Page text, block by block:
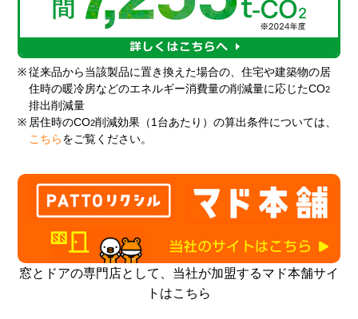
※ 従来品から当該製品に置き換えた場合の、住宅や建築物の居
住時の暖冷房などのエネルギー消費量の削減量に応じたCO2
排出削減量
※ 居住時のCO2削減効果（1台あたり）の算出条件については、
こちら をご覧ください。
窓とドアの専門店として、当社が加盟するマド本舗サイ
トはこちら